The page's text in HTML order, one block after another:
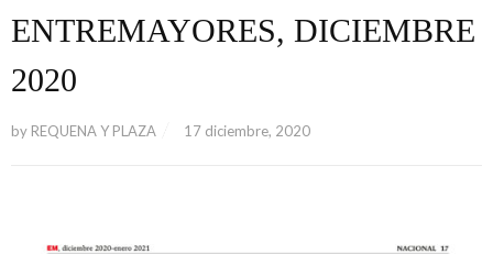
ENTREMAYORES, DICIEMBRE
2020
by REQUENA Y PLAZA 17 diciembre, 2020